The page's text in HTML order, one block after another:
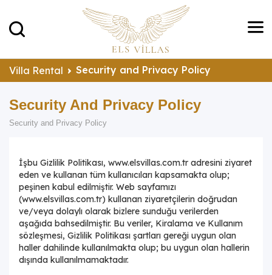
Villa Rental Security and Privacy Policy
Security And Privacy Policy
Security and Privacy Policy
İşbu Gizlilik Politikası, www.elsvillas.com.tr adresini ziyaret
eden ve kullanan tüm kullanıcıları kapsamakta olup;
peşinen kabul edilmiştir. Web sayfamızı
(www.elsvillas.com.tr) kullanan ziyaretçilerin doğrudan
ve/veya dolaylı olarak bizlere sunduğu verilerden
aşağıda bahsedilmiştir. Bu veriler, Kiralama ve Kullanım
sözleşmesi, Gizlilik Politikası şartları gereği uygun olan
haller dahilinde kullanılmakta olup; bu uygun olan hallerin
dışında kullanılmamaktadır.